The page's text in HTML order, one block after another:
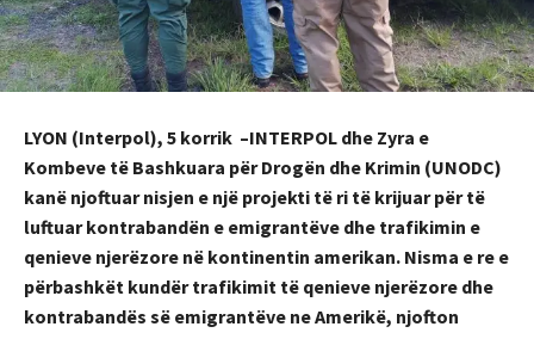
LYON (Interpol), 5 korrik –INTERPOL dhe Zyra e
Kombeve të Bashkuara për Drogën dhe Krimin (UNODC)
kanë njoftuar nisjen e një projekti të ri të krijuar për të
luftuar kontrabandën e emigrantëve dhe trafikimin e
qenieve njerëzore në kontinentin amerikan. Nisma e re e
përbashkët kundër trafikimit të qenieve njerëzore dhe
kontrabandës së emigrantëve ne Amerikë, njofton